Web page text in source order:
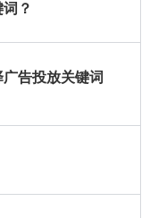
？
告投放关键词